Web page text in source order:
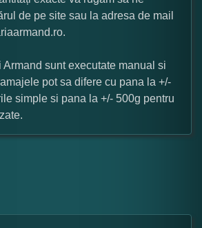
de pe site sau la adresa de mail
Armand sunt executate manual si
pot sa difere cu pana la +/-
simple si pana la +/- 500g pentru